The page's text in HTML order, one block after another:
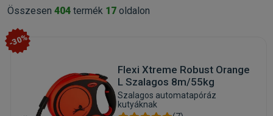
Összesen 404 termék 17 oldalon
-30%
Flexi Xtreme Robust Orange
L Szalagos 8m/55kg
Szalagos automatapóráz
kutyáknak